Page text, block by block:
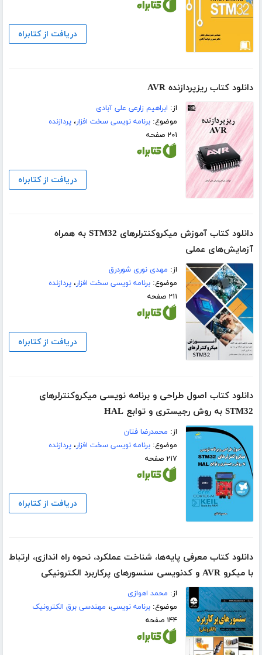
دریافت از کتابراه
دانلود کتاب ریزپردازنده AVR
از: ابراهیم زارعی علی آبادی
موضوع:برنامه نویسی سخت افزار،پردازنده
۲۰۱ صفحه
دریافت از کتابراه
دانلود کتاب آموزش میکروکنترلرهای STM32 به همراه
آزمایش‌های عملی
از: مهدی نوری شوردرق
موضوع:برنامه نویسی سخت افزار،پردازنده
۲۱۱ صفحه
دریافت از کتابراه
دانلود کتاب اصول طراحی و برنامه نویسی میکروکنترلرهای
STM32 به روش رجیستری و توابع HAL
از: محمدرضا فتان
موضوع:برنامه نویسی سخت افزار،پردازنده
۲۱۷ صفحه
دریافت از کتابراه
دانلود کتاب معرفی پایه‌ها، شناخت عملکرد، نحوه راه‌ اندازی، ارتباط
با میکرو AVR و کدنویسی سنسورهای پرکاربرد الکترونیکی
از: محمد اهوازی
موضوع:برنامه نویسی، مهندسی برق الکترونیک
۱۴۴ صفحه